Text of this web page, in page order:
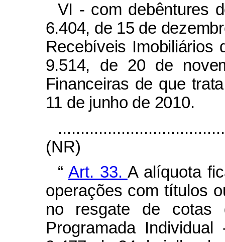
VI - com debêntures
6.404, de 15 de
Recebíveis Imobiliários
9.514, de 20 de
Financeiras de que
11 de junho de 2010.
(NR)
“ Art. 33. A alíquota
operações com títulos
no resgate de cotas
Programada